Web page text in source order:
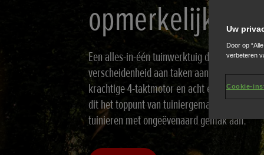
opmerkelijke
Een alles-in-één tuinwerktuig dat
verscheidenheid aan taken aan te pakken.
krachtige 4-taktmotor en acht eenvoudig aan
dit het toppunt van tuiniergemak en precisie.
tuinieren met ongeëvenaard gemak aan.
Uw
Door op
verbeteren
Cookie-